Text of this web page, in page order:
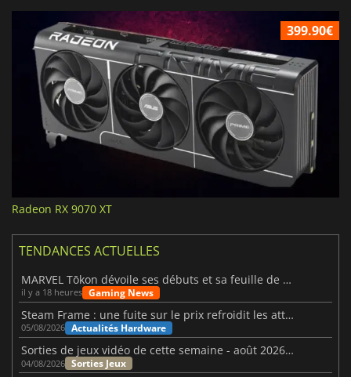
399.90€
Radeon RX 9070 XT
TENDANCES ACTUELLES
MARVEL Tōkon dévoile ses débuts et sa feuille de route
il y a 18 heures Gaming News
Steam Frame : une fuite sur le prix refroidit les attentes VR
05/08/2026 Actualités Hardware
Sorties de jeux vidéo de cette semaine - août 2026 (semaine 32)
04/08/2026 Sorties Jeux